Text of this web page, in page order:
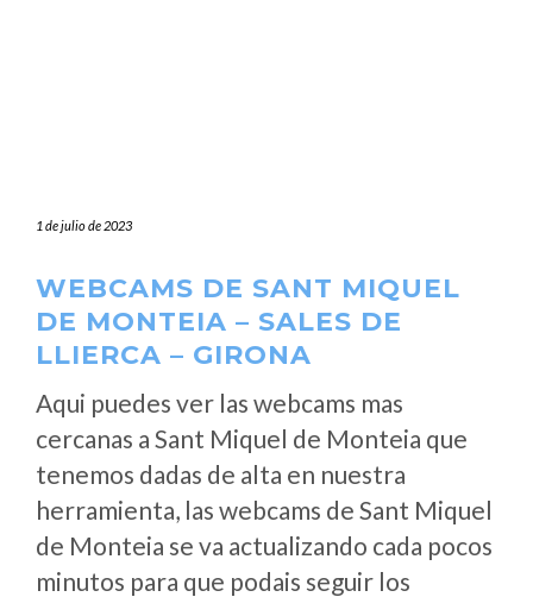
1 de julio de 2023
WEBCAMS DE SANT MIQUEL
DE MONTEIA – SALES DE
LLIERCA – GIRONA
Aqui puedes ver las webcams mas
cercanas a Sant Miquel de Monteia que
tenemos dadas de alta en nuestra
herramienta, las webcams de Sant Miquel
de Monteia se va actualizando cada pocos
minutos para que podais seguir los